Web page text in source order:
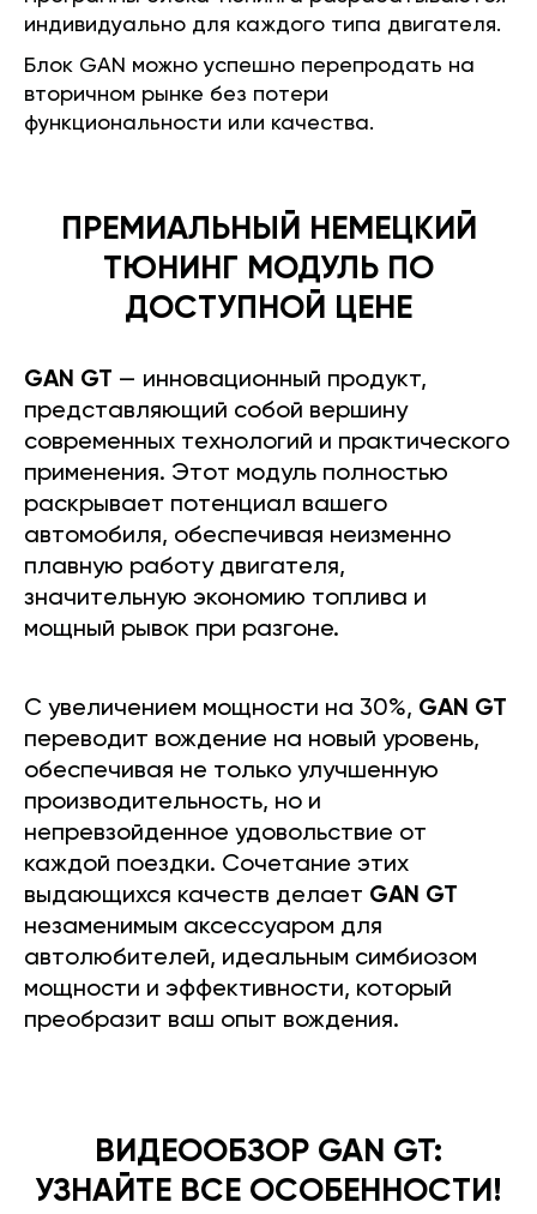
индивидуально для каждого типа двигателя.
Блок GAN можно успешно перепродать на
вторичном рынке без потери
функциональности или качества.
ПРЕМИАЛЬНЫЙ НЕМЕЦКИЙ
ТЮНИНГ МОДУЛЬ ПО
ДОСТУПНОЙ ЦЕНЕ
GAN GT — инновационный продукт,
представляющий собой вершину
современных технологий и практического
применения. Этот модуль полностью
раскрывает потенциал вашего
автомобиля, обеспечивая неизменно
плавную работу двигателя,
значительную экономию топлива и
мощный рывок при разгоне.
С увеличением мощности на 30%, GAN GT
переводит вождение на новый уровень,
обеспечивая не только улучшенную
производительность, но и
непревзойденное удовольствие от
каждой поездки. Сочетание этих
выдающихся качеств делает GAN GT
незаменимым аксессуаром для
автолюбителей, идеальным симбиозом
мощности и эффективности, который
преобразит ваш опыт вождения.
ВИДЕООБЗОР GAN GT:
УЗНАЙТЕ ВСЕ ОСОБЕННОСТИ!